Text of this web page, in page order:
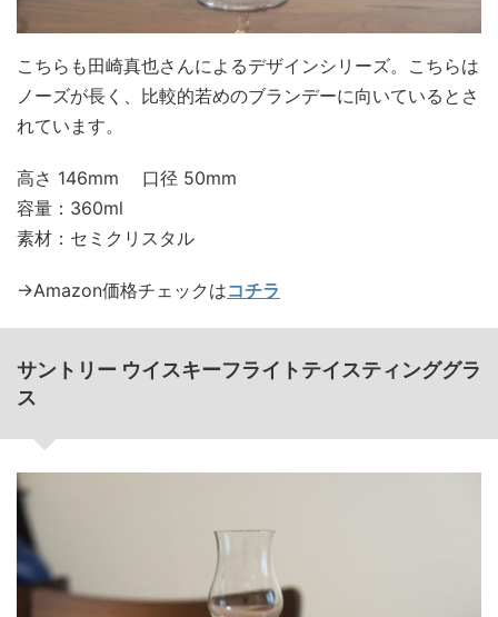
こちらも田崎真也さんによるデザインシリーズ。こちらは
ノーズが長く、比較的若めのブランデーに向いているとさ
れています。
高さ 146mm 口径 50mm
容量：360ml
素材：セミクリスタル
→Amazon価格チェックはコチラ
サントリー ウイスキーフライトテイスティンググラ
ス